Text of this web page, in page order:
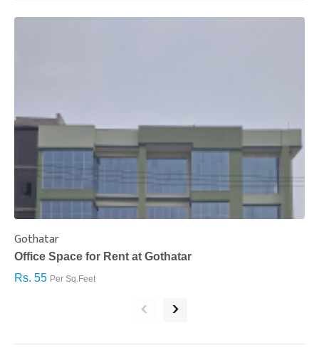
Gothatar
Office Space for Rent at Gothatar
Rs. 55 Per Sq.Feet
‹ ›